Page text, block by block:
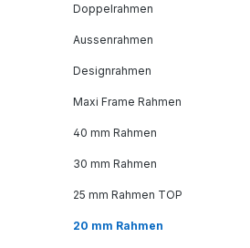
Doppelrahmen
Aussenrahmen
Designrahmen
Maxi Frame Rahmen
40 mm Rahmen
30 mm Rahmen
25 mm Rahmen TOP
20 mm Rahmen